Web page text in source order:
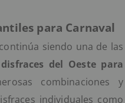
para Carnaval
siendo una de las
disfraces del Oeste para
combinaciones y
individuales como